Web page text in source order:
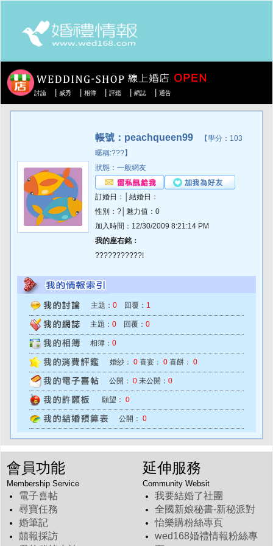
討論 威秀 相簿 評鑑 網誌 通告
帳號：peachqueen99 【學分：103
暱稱:???】
狀態：一般網友
訂婚日：│結婚日：
性別：?│魅力值：0
加入時間：12/30/2009 8:21:14 PM
我的座右銘：
???????????!
主題： 0 回覆： 1
主題： 0 回覆： 0
相簿： 0
婚紗： 0 喜宴： 0 喜餅： 0
公開： 0 未公開： 0
願望： 0
公開： 0
會員功能
Membership Service
電子喜帖
尋寶任務
婚筆記
囍報採訪
延伸服務
Community Websit
我要結婚了社團
全國新娘秘書-新秘派對
怡樂購粉絲專頁
wed168婚禮情報粉絲專